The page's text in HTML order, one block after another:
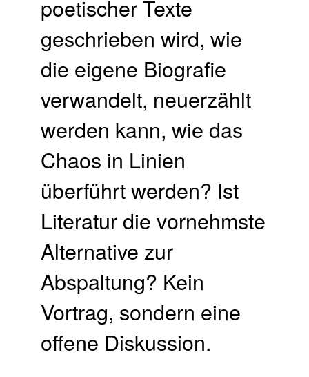
poetischer Texte
geschrieben wird, wie
die eigene Biografie
verwandelt, neuerzählt
werden kann, wie das
Chaos in Linien
überführt werden? Ist
Literatur die vornehmste
Alternative zur
Abspaltung? Kein
Vortrag, sondern eine
offene Diskussion.